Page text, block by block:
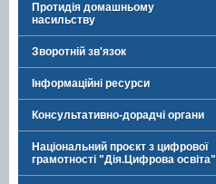
Протидія домашньому
насильству
Зворотній зв'язок
Інформаційні ресурси
Консультативно-дорадчі органи
Національний проєкт з цифрової
грамотності "Дія.Цифрова освіта"